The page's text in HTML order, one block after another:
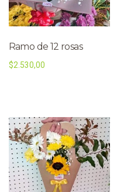
Ramo de 12 rosas
$2.530,00